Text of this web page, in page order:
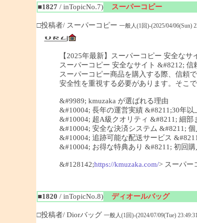
■1827 / inTopicNo.7)
スーパーコピー
□投稿者/ スーパーコピー 一般人(1回)-(2025/04/06(Sun)
【2025年最新】スーパーコピー 安全な
スーパーコピー 安全なサイト &#8212; 信
スーパーコピー商品を購入する際、信頼
安全性を重視する必要があります。そこ
&#9989; kmuzaka が選ばれる理由
&#10004; 長年の運営実績 &#8211;30年以
&#10004; 超A級クオリティ &#8211; 細部
&#10004; 安全な決済システム &#8211;
&#10004; 追跡可能な配送サービス
&#10004; お得な特典あり &#8211; 初回
&#128142;https://kmuzaka.com/> スーパー
■1820 / inTopicNo.8)
ディオールバッグ
□投稿者/ Diorバッグ 一般人(1回)-(2024/07/09(Tue)